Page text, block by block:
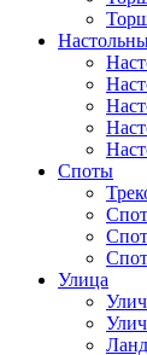
Споты
Улица